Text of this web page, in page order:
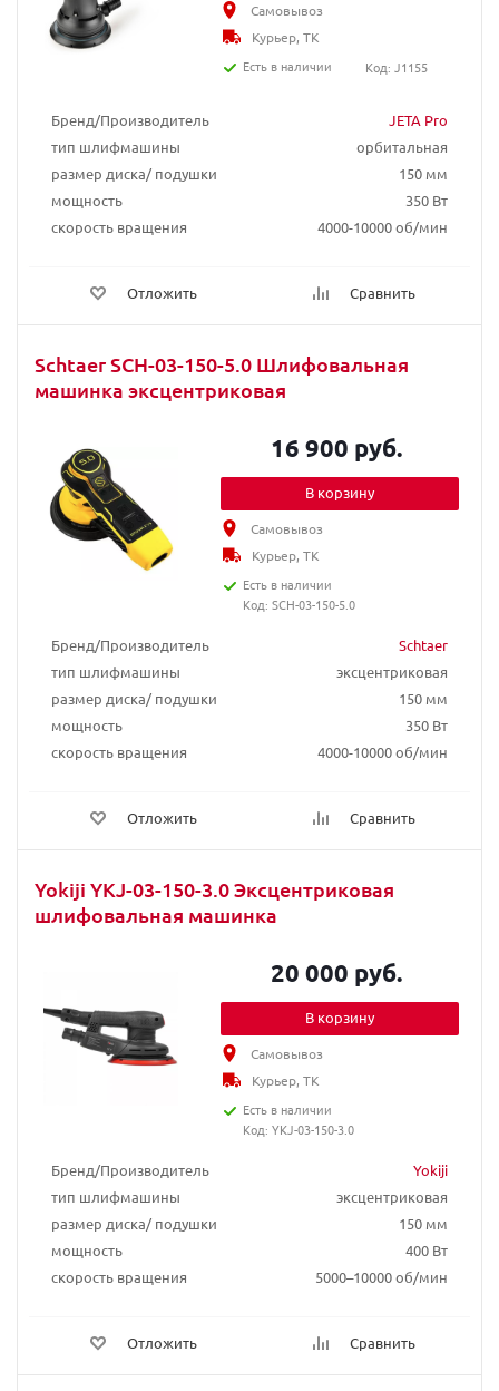
Бренд/Производитель
JETA Pro
тип шлифмашины
орбитальная
размер диска/ подушки
150 мм
мощность
350 Вт
скорость вращения
4000-10000 об/мин
Отложить Сравнить
Самовывоз
Курьер, ТК
Есть в наличии
Код: J1155
Schtaer SCH-03-150-5.0 Шлифовальная
машинка эксцентриковая
Бренд/Производитель
Schtaer
тип шлифмашины
эксцентриковая
размер диска/ подушки
150 мм
мощность
350 Вт
скорость вращения
4000-10000 об/мин
Отложить Сравнить
16 900 руб.
В корзину
Самовывоз
Курьер, ТК
Есть в наличии
Код: SCH-03-150-5.0
Yokiji YKJ-03-150-3.0 Эксцентриковая
шлифовальная машинка
Бренд/Производитель
Yokiji
тип шлифмашины
эксцентриковая
размер диска/ подушки
150 мм
мощность
400 Вт
скорость вращения
5000–10000 об/мин
Отложить Сравнить
20 000 руб.
В корзину
Самовывоз
Курьер, ТК
Есть в наличии
Код: YKJ-03-150-3.0